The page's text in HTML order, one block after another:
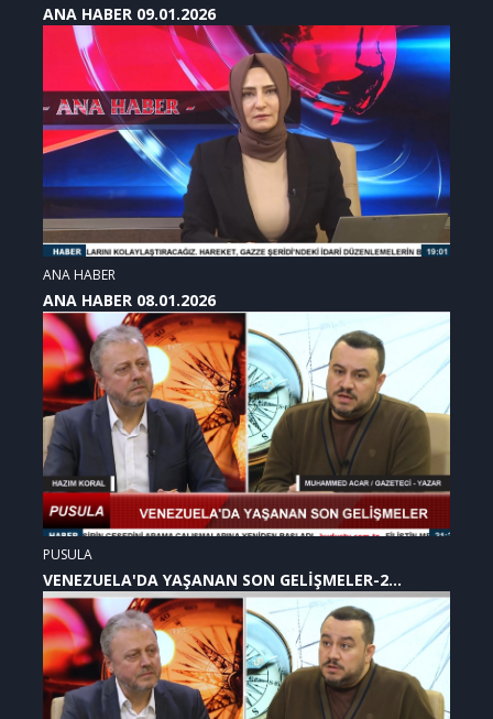
ANA HABER 09.01.2026
ANA HABER
ANA HABER 08.01.2026
PUSULA
VENEZUELA'DA YAŞANAN SON GELİŞMELER-2
(07.01.2026)